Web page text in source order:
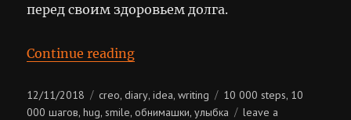
перед своим здоровьем долга.
Continue reading“Обнимашки по расписанию”
Posted
on
12/11/2018 Categories
creo,diary,idea,writing Tags
10 000 steps, 10
000 шагов,hug, smile,обнимашки,улыбка
leave a